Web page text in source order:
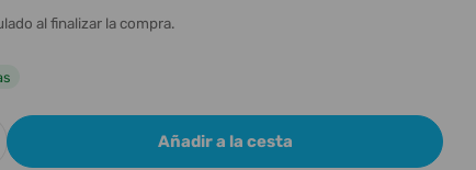
al finalizar la compra.
para EPIPHONE L-00 STUDIO TAPA
cantidad para EPIPHONE L-00 STUDIO
Añadir a la cesta